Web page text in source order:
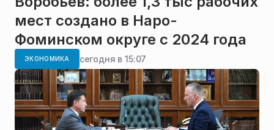
мест создано в Наро-
Фоминском округе с 2024 года
ЭКОНОМИКА сегодня в 15:07